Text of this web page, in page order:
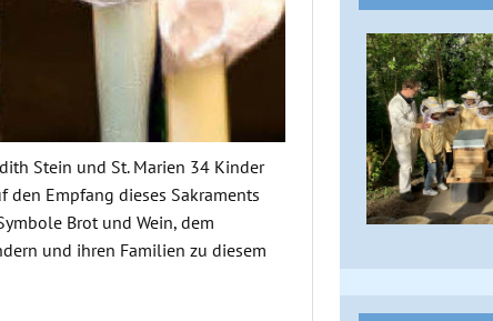
Stein und St. Marien 34 Kinder
den Empfang dieses Sakraments
Brot und Wein, dem
und ihren Familien zu diesem